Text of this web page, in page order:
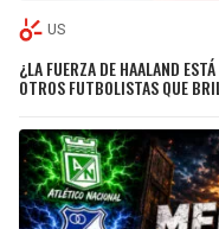
US
¿LA FUERZA DE HAALAND
OTROS FUTBOLISTAS QUE